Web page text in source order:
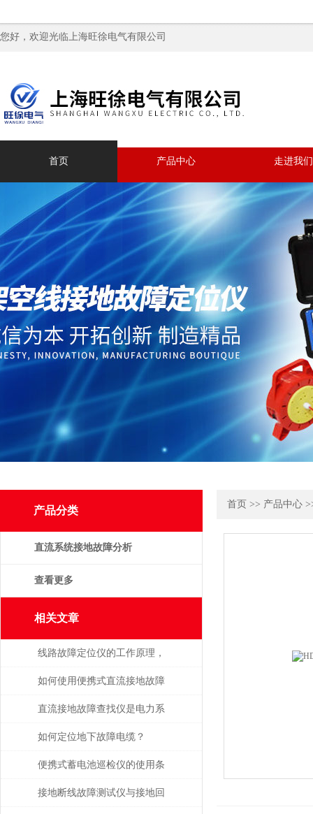
您好，欢迎光临上海旺徐电气有限公司
首页 产品中心 走进我们
产品分类
直流系统接地故障分析
仪
查看更多
相关文章
线路故障定位仪的工作原理，
现在看到还不算晚
如何使用便携式直流接地故障
测试仪进行现场测试
直流接地故障查找仪是电力系
统维护的得力助手
如何定位地下故障电缆？
便携式蓄电池巡检仪的使用条
件是怎样的？
接地断线故障测试仪与接地回
首页 >> 产品中心